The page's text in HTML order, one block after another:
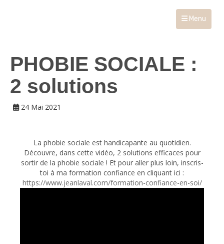
Menu
PHOBIE SOCIALE :
2 solutions
24 Mai 2021
La phobie sociale est handicapante au quotidien.
Découvre, dans cette vidéo, 2 solutions efficaces pour
sortir de la phobie sociale ! Et pour aller plus loin, inscris-
toi à ma formation confiance en cliquant ici :
https://www.jeanlaval.com/formation-confiance-en-soi/